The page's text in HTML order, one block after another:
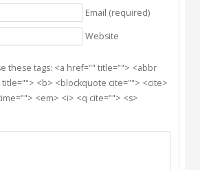
Email (required)
Website
these tags: <a href="" title=""> <abbr
<b> <blockquote cite=""> <cite>
<em> <i> <q cite=""> <s>